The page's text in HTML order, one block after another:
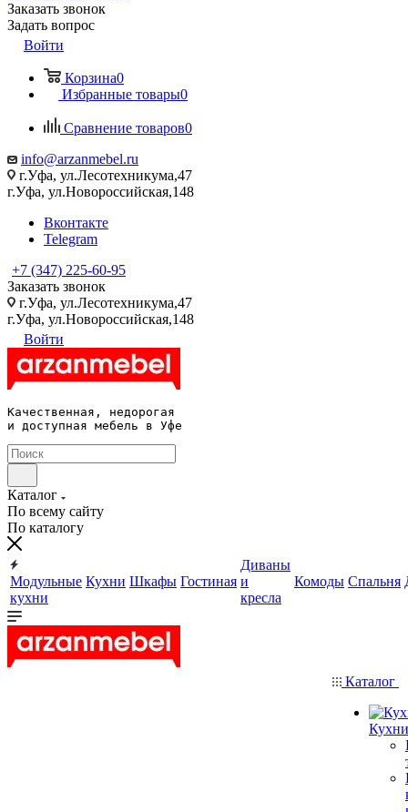
Заказать звонок
Задать вопрос
Войти
Корзина0
Избранные товары0
Сравнение товаров0
info@arzanmebel.ru
г.Уфа, ул.Лесотехникума,47
г.Уфа, ул.Новороссийская,148
Вконтакте
Telegram
+7 (347) 225-60-95
Заказать звонок
г.Уфа, ул.Лесотехникума,47
г.Уфа, ул.Новороссийская,148
Войти
Качественная, недорогая
и доступная мебель в Уфе
Каталог
По всему сайту
По каталогу
Модульные
кухни
Кухни Шкафы Гостиная
Диваны
и
кресла
Комоды Спальня
Каталог
Кухни